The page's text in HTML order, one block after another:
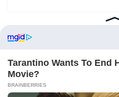
Home Tentang Kontak